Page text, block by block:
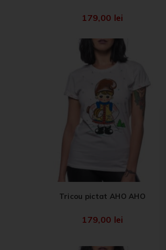
179,00 lei
Tricou pictat AHO AHO
179,00 lei